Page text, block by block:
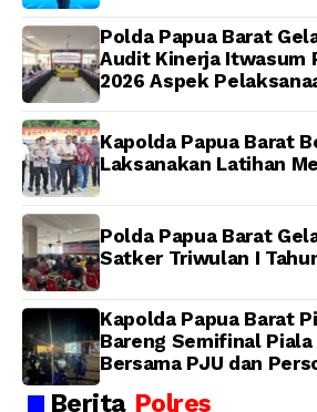
Polda Papua Barat
Audit Kinerja Itwasum
2026 Aspek
Kapolda Papua Barat
Laksanakan Latihan
Polda Papua Barat
Satker Triwulan I
Kapolda Papua Barat
Bareng Semifinal Piala
Bersama PJU dan
Berita Polres